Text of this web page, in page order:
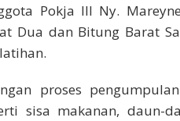
Pokja III Ny.
Dua dan Bitung Barat
proses
sisa makanan, daun-